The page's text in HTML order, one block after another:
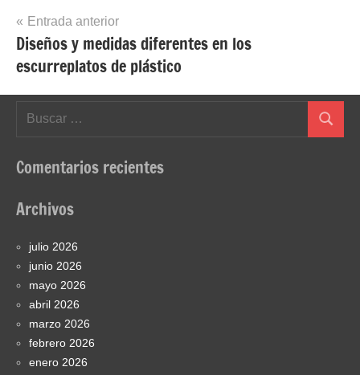
Navegación
de
entradas
Entrada anterior
Diseños y medidas diferentes en los
escurreplatos de plástico
Buscar
Comentarios recientes
Archivos
julio 2026
junio 2026
mayo 2026
abril 2026
marzo 2026
febrero 2026
enero 2026